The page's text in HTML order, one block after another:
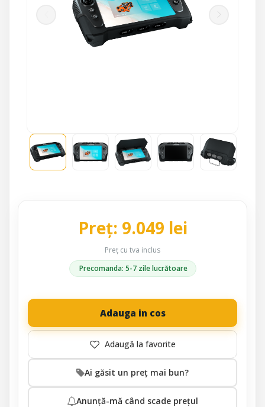
Preț: 9.049 lei
Preț cu tva inclus
Precomanda: 5-7 zile lucrătoare
Adauga in cos
Ai găsit un preț mai bun?
Anunță-mă când scade prețul